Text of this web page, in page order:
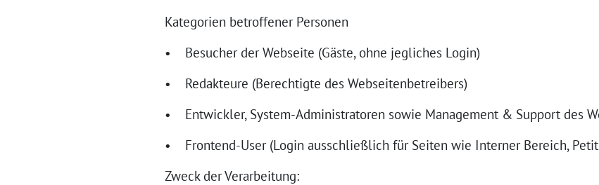
Kategorien betroffener Personen
• Besucher der Webseite (Gäste, ohne jegliches Login)
• Redakteure (Berechtigte des Webseitenbetreibers)
• Entwickler, System-Administratoren sowie Management & Support des
• Frontend-User (Login ausschließlich für Seiten wie Interner Bereich,
Zweck der Verarbeitung: